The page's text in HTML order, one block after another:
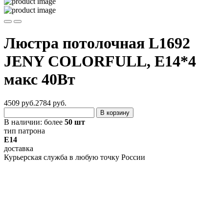
Люстра потолочная L1692
JENY COLORFULL, E14*4
макс 40Вт
4509 руб.2784 руб.
В корзину
В наличии: более 50 шт
тип патрона
E14
доставка
Курьерская служба в любую точку России